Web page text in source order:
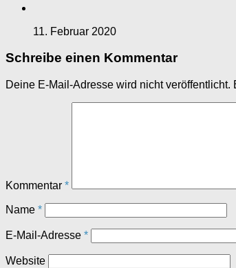
11. Februar 2020
Schreibe einen Kommentar
Deine E-Mail-Adresse wird nicht veröffentlicht.
Kommentar *
Name *
E-Mail-Adresse *
Website